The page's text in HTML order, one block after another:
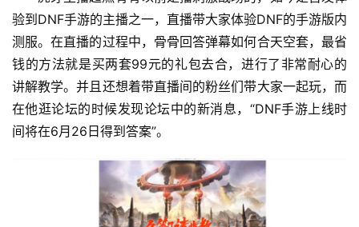
验到DNF手游的主播之一，直播带大家体验DNF的手游版内
测服。在直播的过程中，骨骨回答弹幕如何合天空套，最省
钱的方法就是买两套99元的礼包去合，进行了非常耐心的
讲解教学。并且还想着带直播间的粉丝们带大家一起玩，而
在他逛论坛的时候发现论坛中的新消息，“DNF手游上线时
间将在6月26日得到答案”。